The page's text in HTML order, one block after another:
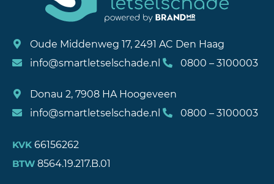
Oude Middenweg 17, 2491 AC Den Haag
info@smartletselschade.nl
0800 – 3100003
Donau 2, 7908 HA Hoogeveen
info@smartletselschade.nl
0800 – 3100003
KVK 66156262
BTW 8564.19.217.B.01